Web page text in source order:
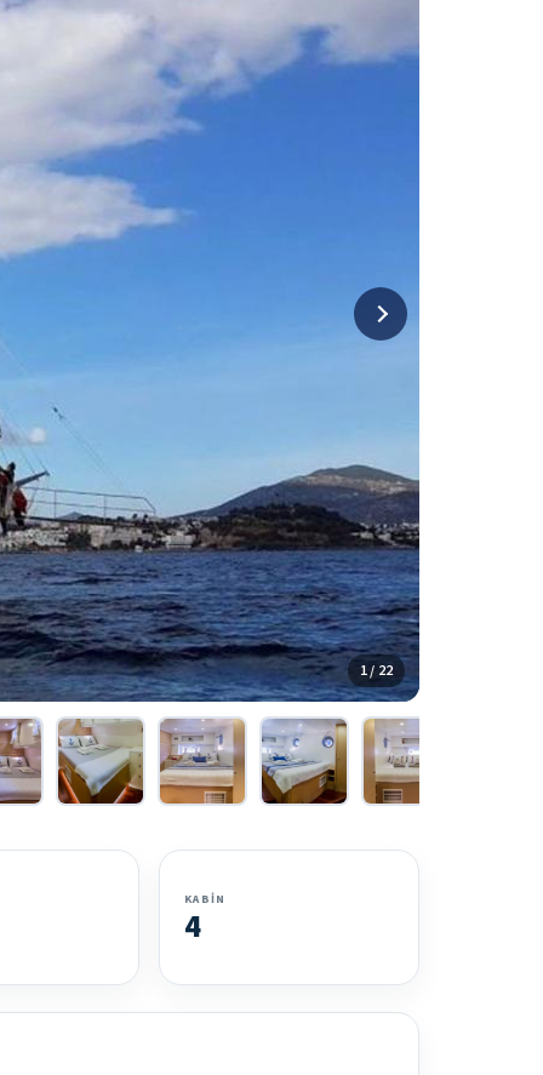
1 / 22
KABIN
4